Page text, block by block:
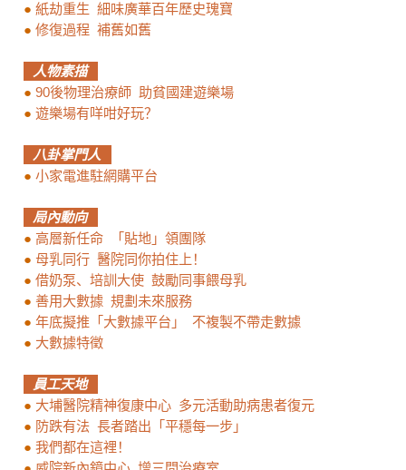
● 紙劫重生 細味廣華百年歷史瑰寶
● 修復過程 補舊如舊
人物素描
● 90後物理治療師 助貧國建遊樂場
● 遊樂場有咩咁好玩？
八卦掌門人
● 小家電進駐網購平台
局內動向
● 高層新任命 「貼地」領團隊
● 母乳同行 醫院同你拍住上！
● 借奶泵、培訓大使 鼓勵同事餵母乳
● 善用大數據 規劃未來服務
● 年底擬推「大數據平台」 不複製不帶走數據
● 大數據特徵
員工天地
● 大埔醫院精神復康中心 多元活動助病患者復元
● 防跌有法 長者踏出「平穩每一步」
● 我們都在這裡！